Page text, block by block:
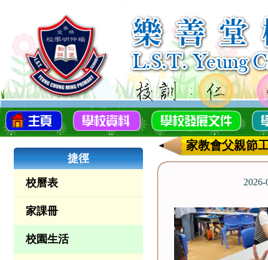
捷徑
校曆表
家課冊
校園生活
家教會父親節